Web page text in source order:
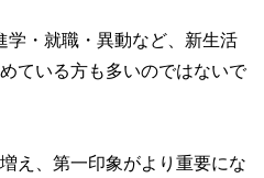
学・就職・異動など、新生活
ている方も多いのではないで
え、第一印象がより重要にな